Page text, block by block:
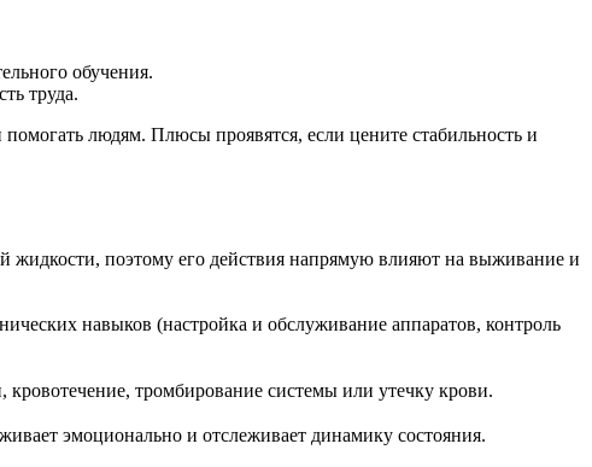
обучения.
труда.
людям. Плюсы проявятся, если цените стабильность и
поэтому его действия напрямую влияют на выживание и
навыков (настройка и обслуживание аппаратов, контроль
тромбирование системы или утечку крови.
эмоционально и отслеживает динамику состояния.